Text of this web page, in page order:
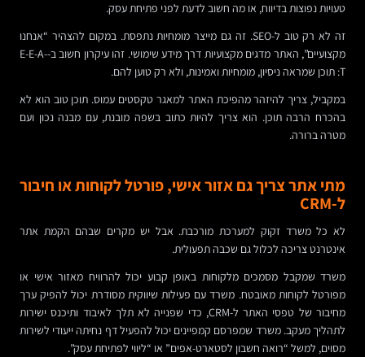
טעויות נפוצות בדיווח, או מה חשוב לדעת לפני פתיחת עסק.
זה לא רק טוב ל-SEO. זה גם מייצר מומחיות נתפסת. במקום להצהיר “אנחנו
מקצועיים”, האתר מדגים מקצועיות דרך מידע שימושי. זהו עיקרון חשוב ב-E-E-A-
T: תוכן שמראה ניסיון, מומחיות ואמינות, ולא רק טוען להם.
במקביל, צריך להיזהר מהפיכת האתר למאגר טקסטים עמוס. תוכן טוב הוא לא
בהכרח הרבה תוכן. הוא צריך להיות כתוב בשפה מובנת, עם מבנה נכון ועם
מטרה ברורה.
מתי אתר צריך גם אזור אישי, פורטל לקוחות או חיבור
ל-CRM
לא כל משרד זקוק למערכת מורכבת. אבל יש מקרים שבהם הקמת אתר
אינטרנט צריכה לכלול גם שכבה תפעולית.
משרד שמקבל מסמכים מלקוחות באופן קבוע יכול להרוויח מאזור אישי או
מפורטל לקוחות מאובטח. משרד עם פעילות שיווקית מסודרת יכול להפיק ערך
מחיבור של טפסי האתר ל-CRM, כדי שפנייה לא תלך לאיבוד ותיכנס ישירות
לתהליך מעקב. משרד שמפרסם קמפיינים יכול להפעיל דף נחיתה ייעודי לשירות
מסוים, למשל “רואה חשבון לסטארט-אפים” או “ליווי לפתיחת עסק”.